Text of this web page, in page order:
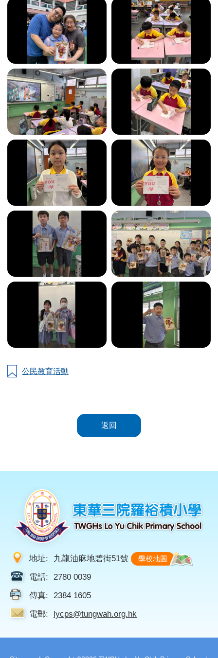
公民教育活動
返回
地址: 九龍油麻地碧街51號 學校地圖
電話: 2780 0039
傳真: 2384 1605
電郵: lycps@tungwah.org.hk